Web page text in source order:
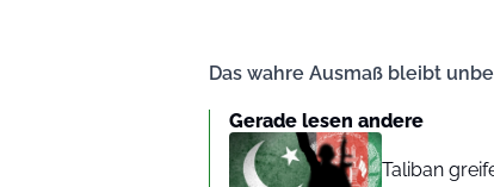
Das wahre Ausmaß bleibt
Gerade lesen andere
Taliban